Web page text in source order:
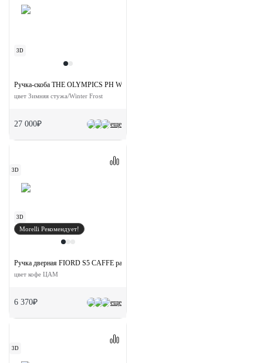
3D
еще
Ручка-скоба THE OLYMPICS PH WF
цвет Зимняя стужа/Winter Frost
27 000₽
3D
3D
Morelli Рекомендует!
еще
Ручка дверная FIORD S5 CAFFE раздельная на квадратной розетке
цвет кофе ЦАМ
6 370₽
3D